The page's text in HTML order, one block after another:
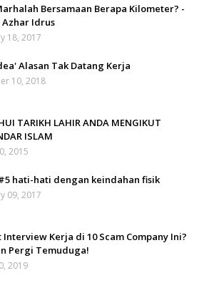
Bersamaan Berapa Kilometer? -
Azhar Idrus
18, 2017
Alasan Tak Datang Kerja
10, 2018
TARIKH LAHIR ANDA MENGIKUT
ISLAM
2015
hati-hati dengan keindahan fisik
09, 2017
Interview Kerja di 10 Scam Company Ini?
Pergi Temuduga!
2019